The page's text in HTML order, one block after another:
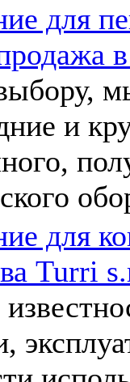
для
в
и
для
Turri